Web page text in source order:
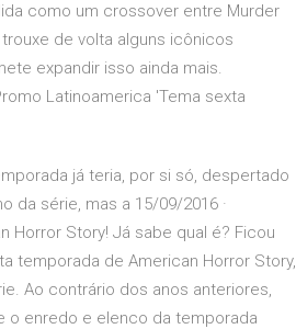
como um crossover entre Murder
de volta alguns icônicos
expandir isso ainda mais.
Latinoamerica 'Tema sexta
já teria, por si só, despertado
da série, mas a 15/09/2016 ·
Horror Story! Já sabe qual é? Ficou
temporada de American Horror Story,
Ao contrário dos anos anteriores,
o enredo e elenco da temporada